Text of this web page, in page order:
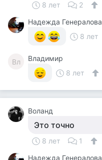
8 лет 2
Надежда Генералова
8 лет
Вл
Владимир
8 лет
Воланд
Это точно
8 лет 1
Надежда Генералова